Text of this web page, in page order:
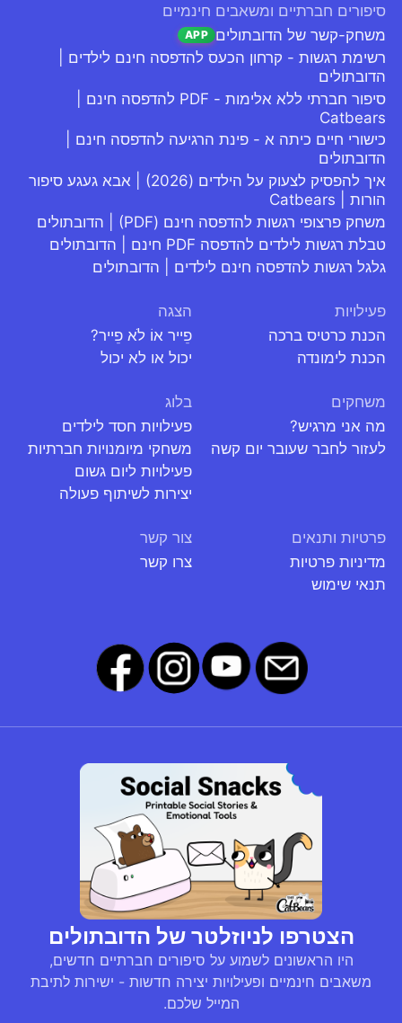
סיפורים חברתיים ומשאבים חינמיים
משחק-קשר של הדובתולים APP
רשימת רגשות - קרחון הכעס להדפסה חינם לילדים |
הדובתולים
סיפור חברתי ללא אלימות - PDF להדפסה חינם |
Catbears
כישורי חיים כיתה א - פינת הרגיעה להדפסה חינם |
הדובתולים
איך להפסיק לצעוק על הילדים (2026) | אבא געגע סיפור
הורות | Catbears
משחק פרצופי רגשות להדפסה חינם (PDF) | הדובתולים
טבלת רגשות לילדים להדפסה PDF חינם | הדובתולים
גלגל רגשות להדפסה חינם לילדים | הדובתולים
פעילויות
הכנת כרטיס ברכה
הכנת לימונדה
הצגה
פֵייר אוֹ לֹא פֵייר?
יכול או לא יכול
משחקים
מה אני מרגיש?
לעזור לחבר שעובר יום קשה
בלוג
פעילויות חסד לילדים
משחקי מיומנויות חברתיות
פעילויות ליום גשום
יצירות לשיתוף פעולה
פרטיות ותנאים
מדיניות פרטיות
תנאי שימוש
צור קשר
צרו קשר
הצטרפו לניוזלטר של הדובתולים
היו הראשונים לשמוע על סיפורים חברתיים חדשים,
משאבים חינמיים ופעילויות יצירה חדשות - ישירות לתיבת
המייל שלכם.